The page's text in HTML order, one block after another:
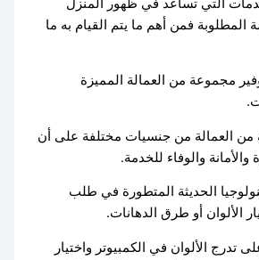
التي تساعد في ظهور المنزل
المطلوبة فمن أهم ما يتم القيام به ما
من العمالة المميزة
من جنسيات مختلفة على أن
والوفاء للخدمة.
الحديثة المتطورة في طلب
الألوان أو طرق الدهانات.
الألوان في الكمبيوتر واختيار